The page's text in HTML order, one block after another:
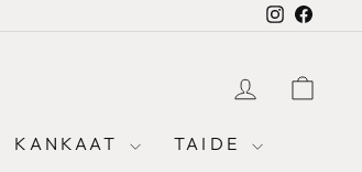
Instagram
KANKAAT
TAIDE